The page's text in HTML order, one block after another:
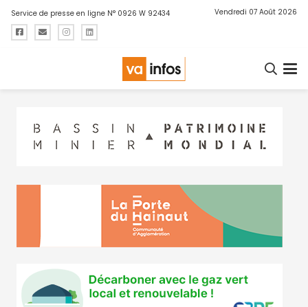
Service de presse en ligne N° 0926 W 92434 Vendredi 07 Août 2026